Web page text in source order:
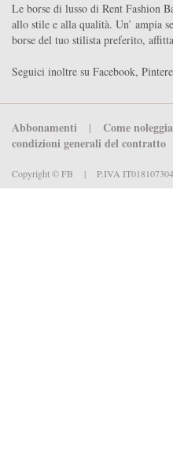
Le borse di lusso di Rent Fashion
allo stile e alla qualità. Un’ ampia
borse del tuo stilista preferito,
Seguici inoltre su Facebook,
Abbonamenti | Come
condizioni generali del contratto
Copyright © FB | P.IVA